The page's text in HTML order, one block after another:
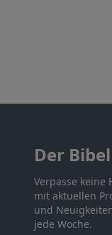
Der
Verpasse keine
mit aktuellen
und
jede Woche.